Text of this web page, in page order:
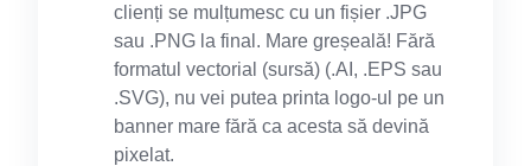
clienți se mulțumesc cu un fișier .JPG
sau .PNG la final. Mare greșeală! Fără
formatul vectorial (sursă) (.AI, .EPS sau
.SVG), nu vei putea printa logo-ul pe un
banner mare fără ca acesta să devină
pixelat.